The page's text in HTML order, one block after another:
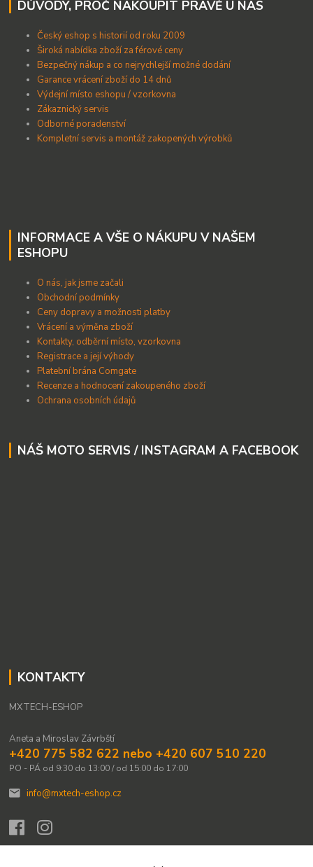
DŮVODY, PROČ NAKOUPIT PRÁVĚ U NÁS
Český eshop s historií od roku 2009
Široká nabídka zboží za férové ceny
Bezpečný nákup a co nejrychlejší možné dodání
Garance vrácení zboží do 14 dnů
Výdejní místo eshopu / vzorkovna
Zákaznický servis
Odborné poradenství
Kompletní servis a montáž zakopených výrobků
INFORMACE A VŠE O NÁKUPU V NAŠEM
ESHOPU
O nás, jak jsme začali
Obchodní podmínky
Ceny dopravy a možnosti platby
Vrácení a výměna zboží
Kontakty, odběrní místo, vzorkovna
Registrace a její výhody
Platební brána Comgate
Recenze a hodnocení zakoupeného zboží
Ochrana osobních údajů
NÁŠ MOTO SERVIS / INSTAGRAM A FACEBOOK
KONTAKTY
MXTECH-ESHOP
Aneta a Miroslav Závrbští
+420 775 582 622 nebo +420 607 510 220
PO - PÁ od 9:30 do 13:00 / od 15:00 do 17:00
info@mxtech-eshop.cz